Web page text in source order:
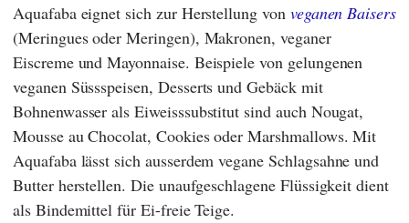
Aquafaba eignet sich zur Herstellung von veganen Baisers
(Meringues oder Meringen), Makronen, veganer
Eiscreme und Mayonnaise. Beispiele von gelungenen
veganen Süssspeisen, Desserts und Gebäck mit
Bohnenwasser als Eiweisssubstitut sind auch Nougat,
Mousse au Chocolat, Cookies oder Marshmallows. Mit
Aquafaba lässt sich ausserdem vegane Schlagsahne und
Butter herstellen. Die unaufgeschlagene Flüssigkeit dient
als Bindemittel für Ei-freie Teige.